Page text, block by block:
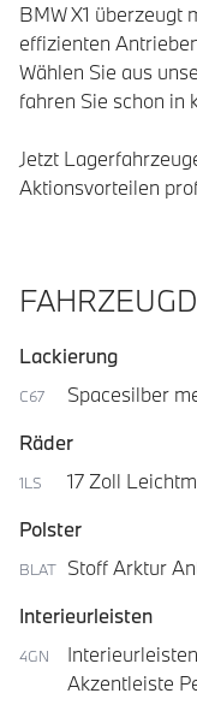
BMW X1 überzeugt
effizienten
Wählen Sie aus
fahren Sie schon in
Jetzt
Aktionsvorteilen
Lackierung
C67
Spacesilber
Räder
1LS
17 Zoll
Polster
BLAT
Stoff Arktur
Interieurleisten
4GN
Akzentleiste